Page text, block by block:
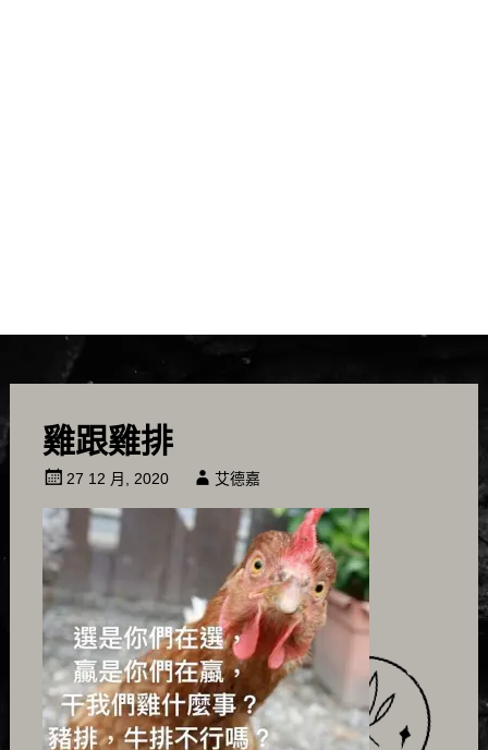
雞跟雞排
27 12 月, 2020 艾德嘉